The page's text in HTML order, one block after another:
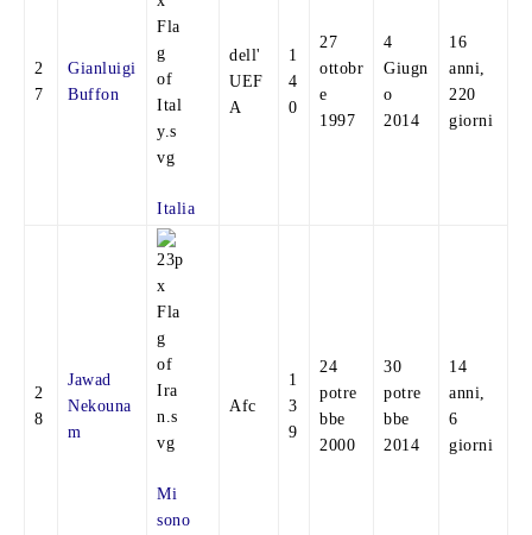
2
7
Gianluigi
Buffon
Italia
dell'
UEF
A
1
4
0
27
ottobr
e
1997
4
Giugn
o
2014
16
anni,
220
giorni
2
8
Jawad
Nekouna
m
Mi
sono
Afc
1
3
9
24
potre
bbe
2000
30
potre
bbe
2014
14
anni,
6
giorni